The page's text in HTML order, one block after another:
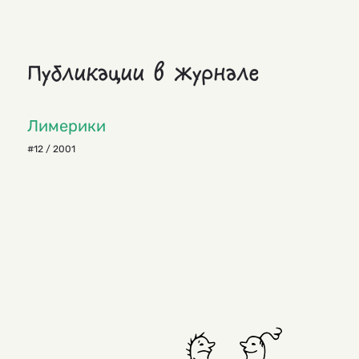
Публикации в журнале
Лимерики
#12 / 2001